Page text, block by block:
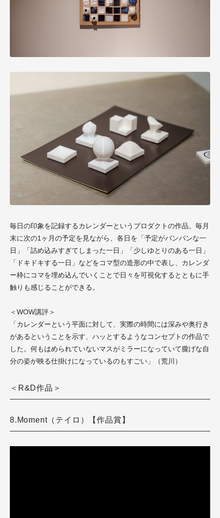
毎日の印象を記録するカレンダーというプロダクトの作品。毎月
末に次の1ヶ月の予定を見ながら、各日を「予定がパンパンな一
日」「詰め込みすぎてしまった一日」「少しゆとりのある一日」
「ドキドキする一日」などをコマ型の造形の中で表し、カレンダ
ー枠にコマを埋め込んでいくことで日々を可視化するとともに手
触りも感じることができる。
＜WOW講評＞
「カレンダーという平面に対して、実際の時間には深みや奥行き
があるということを示す、ハッとするようなコンセプトの作品で
した。何もはめられていないマスがミラーになっていて朧げな自
分の姿が映る仕掛けになっているのもすごい」（荒川）
＜R&D作品＞
8.Moment（テイロ）【作品賞】